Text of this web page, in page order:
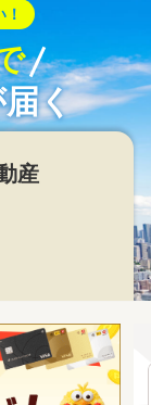
く
産